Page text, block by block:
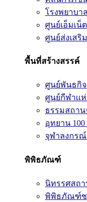
โรงพยาบา
ศูนย์เอ็มเน็ต
ศูนย์ส่งเสริ
พื้นที่สร้างสรรค์
ศูนย์พันธกิจ
ศูนย์กีฬาแ
ธรรมสถา
อุทยาน
จุฬาลงกร
พิพิธภัณฑ์
นิทรรศสถ
พิพิธภัณฑ์ช